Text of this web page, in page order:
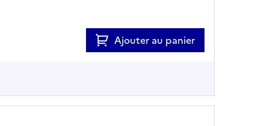
Ajouter au panier